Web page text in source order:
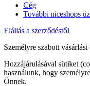
Cég
További niceshops
Elállás a szerződéstől
Személyre szabott
Hozzájárulásával sütiket
használunk, hogy
Önnek.